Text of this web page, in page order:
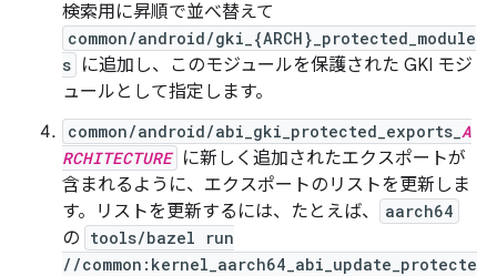
検索用に昇順で並べ替えて
common/android/gki_{ARCH}_protected_module
s に追加し、このモジュールを保護された GKI モジ
ュールとして指定します。
common/android/abi_gki_protected_exports_ A
RCHITECTURE に新しく追加されたエクスポートが
含まれるように、エクスポートのリストを更新しま
す。リストを更新するには、たとえば、
aarch64
の tools/bazel run
//common:kernel_aarch64_abi_update_protecte